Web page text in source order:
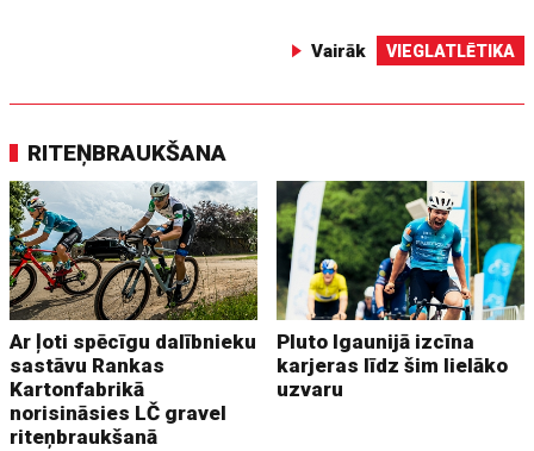
Vairāk VIEGLATLĒTIKA
RITEŅBRAUKŠANA
Ar ļoti spēcīgu dalībnieku
sastāvu Rankas
Kartonfabrikā
norisināsies LČ gravel
riteņbraukšanā
Pluto Igaunijā izcīna
karjeras līdz šim lielāko
uzvaru